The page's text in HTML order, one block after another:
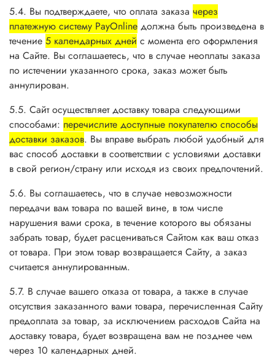
5.4. Вы подтверждаете, что оплата заказа через
платежную систему PayOnline должна быть произведена в
течение 5 календарных дней с момента его оформления
на Сайте. Вы соглашаетесь, что в случае неоплаты заказа
по истечении указанного срока, заказ может быть
аннулирован.
5.5. Сайт осуществляет доставку товара следующими
способами: перечислите доступные покупателю способы
доставки заказов. Вы вправе выбрать любой удобный для
вас способ доставки в соответствии с условиями доставки
в свой регион/страну или исходя из своих предпочтений.
5.6. Вы соглашаетесь, что в случае невозможности
передачи вам товара по вашей вине, в том числе
нарушения вами срока, в течение которого вы обязаны
забрать товар, будет расцениваться Сайтом как ваш отказ
от товара. При этом товар возвращается Сайту, а заказ
считается аннулированным.
5.7. В случае вашего отказа от товара, а также в случае
отсутствия заказанного вами товара, перечисленная Сайту
предоплата за товар, за исключением расходов Сайта на
доставку товара, будет возвращена вам не позднее чем
через 10 календарных дней.